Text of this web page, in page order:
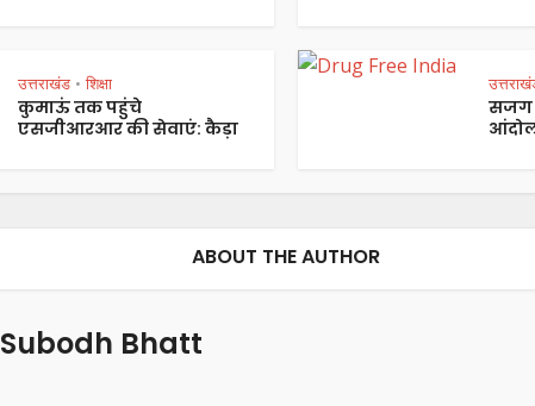
उत्तराखंड • शिक्षा
कुमाऊं तक पहुंचे
एसजीआरआर की सेवाएं: कैड़ा
सजग
ABOUT THE AUTHOR
Subodh Bhatt